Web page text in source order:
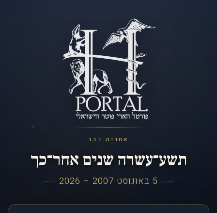
אחרית דבר
תשע־עשרה שנים אחר־כך
5 באוגוסט 2007 – 2026